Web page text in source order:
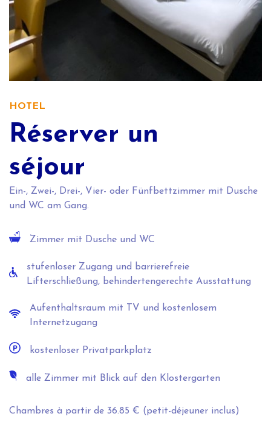
HOTEL
Réserver un
séjour
Ein-, Zwei-, Drei-, Vier- oder Fünfbettzimmer mit Dusche
und WC am Gang.
Zimmer mit Dusche und WC
stufenloser Zugang und barrierefreie
Lifterschließung, behindertengerechte Ausstattung
Aufenthaltsraum mit TV und kostenlosem
Internetzugang
kostenloser Privatparkplatz
alle Zimmer mit Blick auf den Klostergarten
Chambres à partir de 36.85 € (petit-déjeuner inclus)